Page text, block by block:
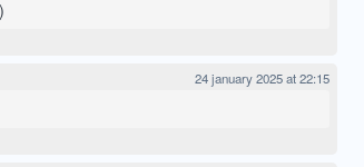
24 january 2025 at 22:15